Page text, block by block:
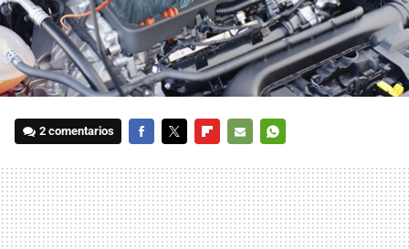
2 comentarios
MAIL